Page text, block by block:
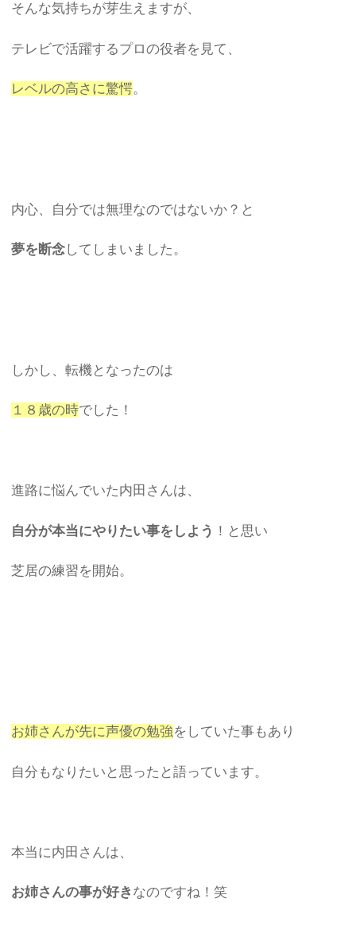
そんな気持ちが芽生えますが、
テレビで活躍するプロの役者を見て、
レベルの高さに驚愕。
内心、自分では無理なのではないか？と
夢を断念してしまいました。
しかし、転機となったのは
１８歳の時でした！
進路に悩んでいた内田さんは、
自分が本当にやりたい事をしよう ！と思い
芝居の練習を開始。
お姉さんが先に声優の勉強をしていた事もあり
自分もなりたいと思ったと語っています。
本当に内田さんは、
お姉さんの事が好き なのですね！笑